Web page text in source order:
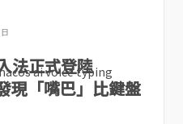
法正式登陸
現「嘴巴」比鍵盤